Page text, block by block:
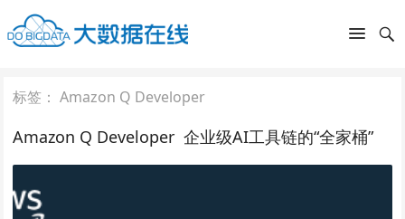
标签：Amazon Q Developer
Amazon Q Developer 企业级AI工具链的“全家桶”